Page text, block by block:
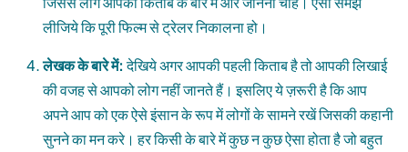
लीजिये कि पूरी फिल्म से ट्रेलर निकालना हो।
लेखककेबारेमें:देखिये अगर आपकी पहली किताब है तो आपकी लिखाई
की वजह से आपको लोग नहीं जानते हैं। इसलिए ये ज़रूरी है कि आप
अपने आप को एक ऐसे इंसान के रूप में लोगों के सामने रखें जिसकी कहानी
सुनने का मन करे। हर किसी के बारे में कुछ न कुछ ऐसा होता है जो बहुत